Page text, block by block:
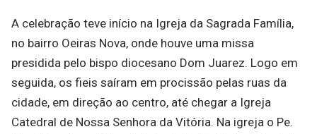
A celebração teve início na Igreja da Sagrada Família,
no bairro Oeiras Nova, onde houve uma missa
presidida pelo bispo diocesano Dom Juarez. Logo em
seguida, os fieis saíram em procissão pelas ruas da
cidade, em direção ao centro, até chegar a Igreja
Catedral de Nossa Senhora da Vitória. Na igreja o Pe.